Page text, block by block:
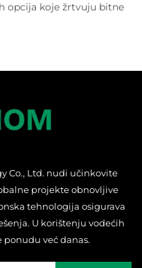
opcija koje žrtvuju bitne
Co., Ltd. nudi učinkovite
projekte obnovljive
tehnologija osigurava
U korištenju vodećih
već danas.